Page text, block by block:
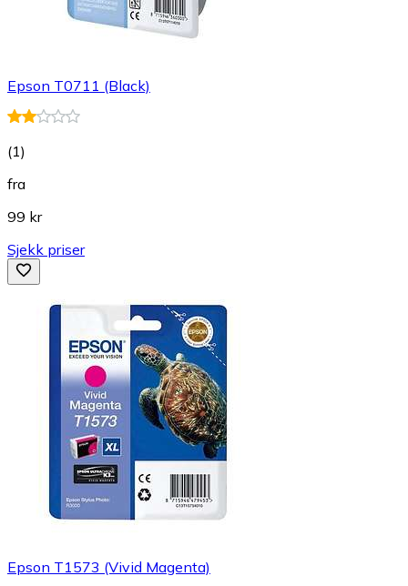
Epson T0711 (Black)
(1)
fra
99 kr
Sjekk priser
Epson T1573 (Vivid Magenta)